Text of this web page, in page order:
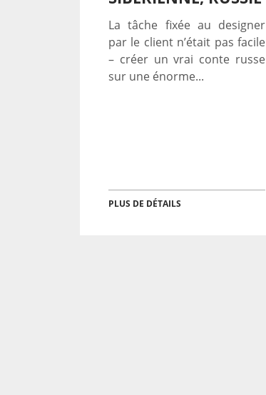
La tâche fixée au designer
par le client n’était pas facile
– créer un vrai conte russe
sur une énorme...
PLUS DE DÉTAILS